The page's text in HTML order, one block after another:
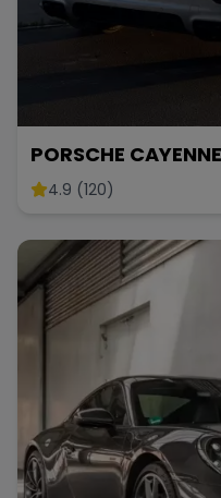
PORSCHE
BITurbo
4.9 (120)